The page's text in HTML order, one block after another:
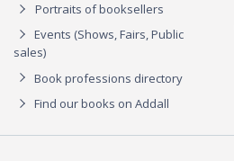
Portraits of booksellers
Events (Shows, Fairs, Public
sales)
Book professions directory
Find our books on Addall